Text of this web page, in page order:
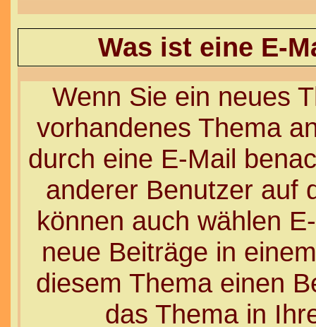
Was ist eine E-
Wenn Sie ein neues
vorhandenes Thema
durch eine E-Mail
anderer Benutzer auf
können auch wählen
neue Beiträge in
diesem Thema einen
das Thema in